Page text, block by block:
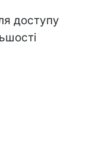
доступу